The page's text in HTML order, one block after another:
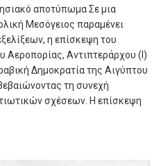
αποτύπωμα Σε μια
Μεσόγειος παραμένει
η επίσκεψη του
Αεροπορίας, Αντιπτεράρχου (Ι)
Δημοκρατία της Αιγύπτου
τη συνεχή
σχέσεων. Η επίσκεψη